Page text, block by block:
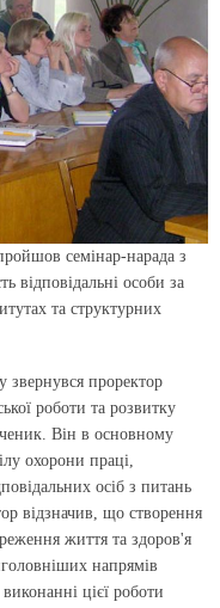
семінар-нарада з
відповідальні особи за
та структурних
звернувся проректор
роботи та розвитку
Він в основному
охорони праці,
осіб з питань
відзначив, що створення
життя та здоров'я
напрямів
цієї роботи